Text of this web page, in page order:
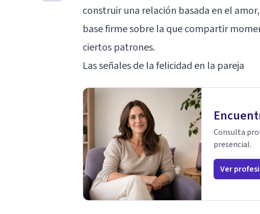
construir una relación basada en el
base firme sobre la que compartir
ciertos patrones.
Las señales de la felicidad en la pareja
Consulta
presencial.
Ver